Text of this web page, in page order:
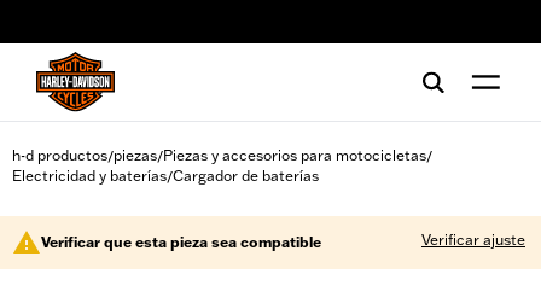
h-d productos/piezas/Piezas y accesorios para motocicletas/
Electricidad y baterías/Cargador de baterías
Verificar que esta pieza sea compatible Verificar ajuste